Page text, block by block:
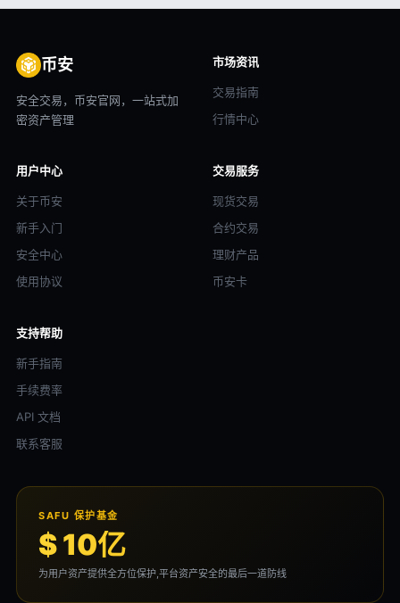
币安
安全交易，币安官网，一站式加
密资产管理
市场资讯
交易指南
行情中心
用户中心
关于币安
新手入门
安全中心
使用协议
交易服务
现货交易
合约交易
理财产品
币安卡
支持帮助
新手指南
手续费率
API 文档
联系客服
SAFU 保护基金
$ 10亿
为用户资产提供全方位保护,平台资产安全的最后一道防线